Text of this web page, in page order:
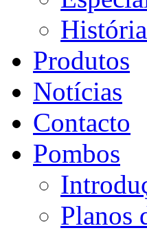
Produtos
Notícias
Contacto
Pombos
Planos